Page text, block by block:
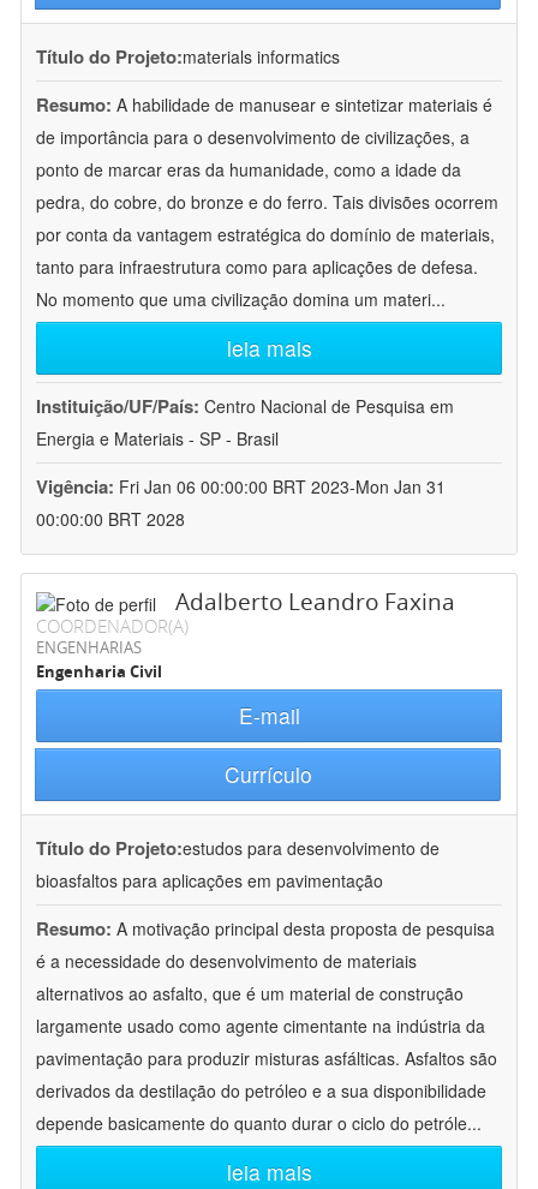
Título do Projeto:materials informatics
Resumo: A habilidade de manusear e sintetizar materiais é
de importância para o desenvolvimento de civilizações, a
ponto de marcar eras da humanidade, como a idade da
pedra, do cobre, do bronze e do ferro. Tais divisões ocorrem
por conta da vantagem estratégica do domínio de materiais,
tanto para infraestrutura como para aplicações de defesa.
No momento que uma civilização domina um materi...
leia mais
Instituição/UF/País: Centro Nacional de Pesquisa em
Energia e Materiais - SP - Brasil
Vigência: Fri Jan 06 00:00:00 BRT 2023-Mon Jan 31
00:00:00 BRT 2028
Adalberto Leandro Faxina
COORDENADOR(A)
ENGENHARIAS
Engenharia Civil
E-mail
Currículo
Título do Projeto:estudos para desenvolvimento de
bioasfaltos para aplicações em pavimentação
Resumo: A motivação principal desta proposta de pesquisa
é a necessidade do desenvolvimento de materiais
alternativos ao asfalto, que é um material de construção
largamente usado como agente cimentante na indústria da
pavimentação para produzir misturas asfálticas. Asfaltos são
derivados da destilação do petróleo e a sua disponibilidade
depende basicamente do quanto durar o ciclo do petróle...
leia mais